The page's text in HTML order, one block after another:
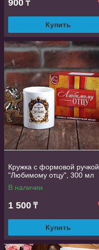
900 ₸
Купить
Кружка с формовой ручкой
"Любимому отцу", 300 мл
В наличии
1 500 ₸
Купить